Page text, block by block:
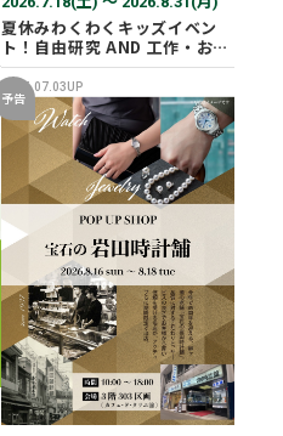
夏休みわくわくキッズイベン
ト！自由研究 AND 工作・おし
ごと体験！
2026.07.03UP
予告